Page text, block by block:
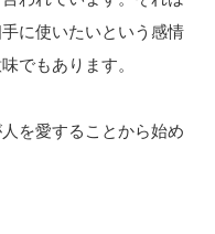
に使いたいという感情
でもあります。
を愛することから始め